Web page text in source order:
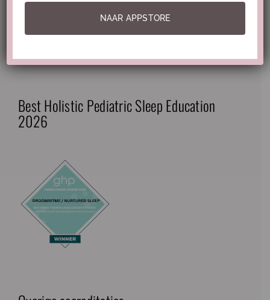
Algemene voorwaarden
Best Holistic Pediatric Sleep Education
2026
NAAR APPSTORE